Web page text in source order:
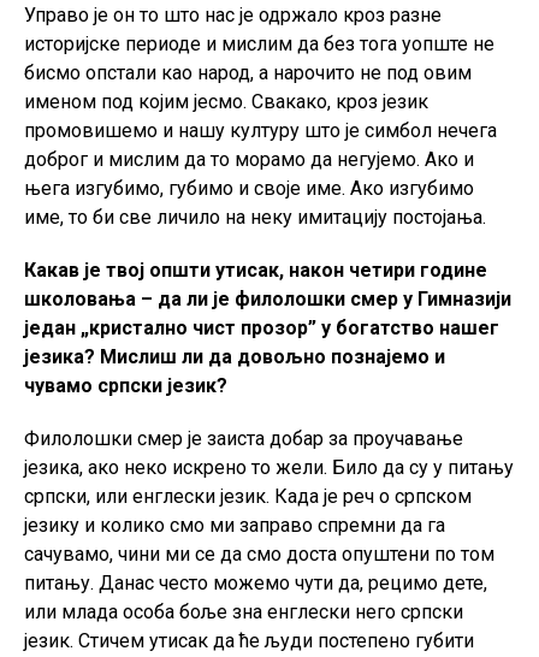
Управо је он то што нас је одржало кроз разне
историјске периоде и мислим да без тога уопште не
бисмо опстали као народ, а нарочито не под овим
именом под којим јесмо. Свакако, кроз језик
промовишемо и нашу културу што је симбол нечега
доброг и мислим да то морамо да негујемо. Ако и
њега изгубимо, губимо и своје име. Ако изгубимо
име, то би све личило на неку имитацију постојања.
Какав је твој општи утисак, након четири године
школовања – да ли је филолошки смер у Гимназији
један „кристално чист прозор” у богатство нашег
језика? Мислиш ли да довољно познајемо и
чувамо српски језик?
Филолошки смер је заиста добар за проучавање
језика, ако неко искрено то жели. Било да су у питању
српски, или енглески језик. Када је реч о српском
језику и колико смо ми заправо спремни да га
сачувамо, чини ми се да смо доста опуштени по том
питању. Данас често можемо чути да, рецимо дете,
или млада особа боље зна енглески него српски
језик. Стичем утисак да ће људи постепено губити